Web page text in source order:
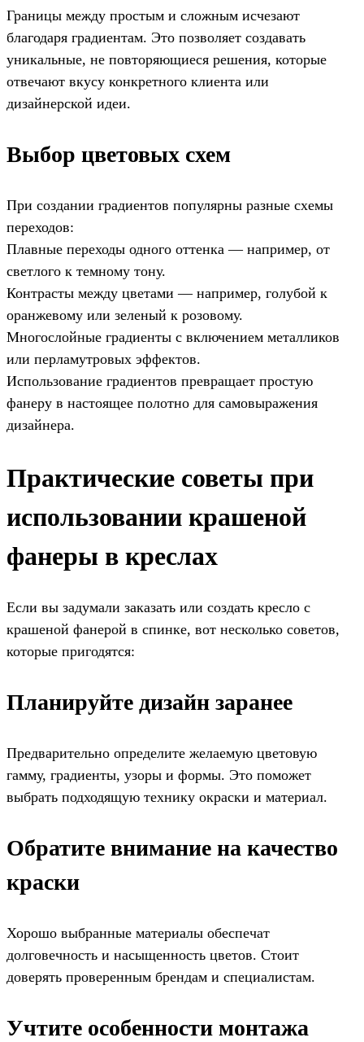
Границы между простым и сложным исчезают
благодаря градиентам. Это позволяет создавать
уникальные, не повторяющиеся решения, которые
отвечают вкусу конкретного клиента или
дизайнерской идеи.
Выбор цветовых схем
При создании градиентов популярны разные схемы
переходов:
Плавные переходы одного оттенка — например, от
светлого к темному тону.
Контрасты между цветами — например, голубой к
оранжевому или зеленый к розовому.
Многослойные градиенты с включением металликов
или перламутровых эффектов.
Использование градиентов превращает простую
фанеру в настоящее полотно для самовыражения
дизайнера.
Практические советы при
использовании крашеной
фанеры в креслах
Если вы задумали заказать или создать кресло с
крашеной фанерой в спинке, вот несколько советов,
которые пригодятся:
Планируйте дизайн заранее
Предварительно определите желаемую цветовую
гамму, градиенты, узоры и формы. Это поможет
выбрать подходящую технику окраски и материал.
Обратите внимание на качество
краски
Хорошо выбранные материалы обеспечат
долговечность и насыщенность цветов. Стоит
доверять проверенным брендам и специалистам.
Учтите особенности монтажа